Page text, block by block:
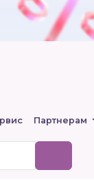
Партнерам